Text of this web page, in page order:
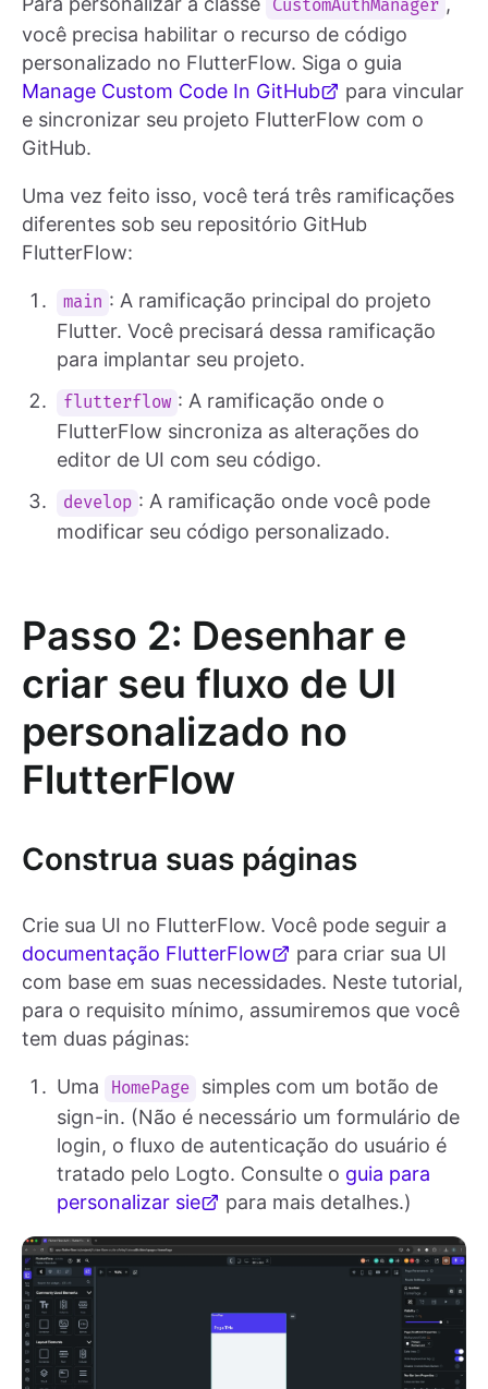
CustomAuthManager
você precisa habilitar o recurso de código
personalizado no FlutterFlow. Siga o guia
Manage Custom Code In GitHub
para vincular
e sincronizar seu projeto FlutterFlow com o
GitHub.
Uma vez feito isso, você terá três ramificações
diferentes sob seu repositório GitHub
FlutterFlow:
main : A ramificação principal do projeto
Flutter. Você precisará dessa ramificação
para implantar seu projeto.
flutterflow : A ramificação onde o
FlutterFlow sincroniza as alterações do
editor de UI com seu código.
develop : A ramificação onde você pode
modificar seu código personalizado.
Passo 2: Desenhar e
criar seu fluxo de UI
personalizado no
FlutterFlow
Construa suas páginas
Crie sua UI no FlutterFlow. Você pode seguir a
documentação FlutterFlow
para criar sua UI
com base em suas necessidades. Neste tutorial,
para o requisito mínimo, assumiremos que você
tem duas páginas:
Uma HomePage
simples com um botão de
sign-in. (Não é necessário um formulário de
login, o fluxo de autenticação do usuário é
tratado pelo Logto. Consulte o guia para
personalizar sie
para mais detalhes.)